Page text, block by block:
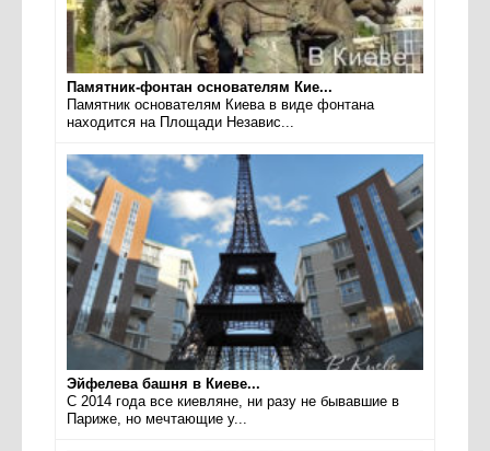
Памятник-фонтан основателям Кие...
Памятник основателям Киева в виде фонтана
находится на Площади Независ...
Эйфелева башня в Киеве...
С 2014 года все киевляне, ни разу не бывавшие в
Париже, но мечтающие у...